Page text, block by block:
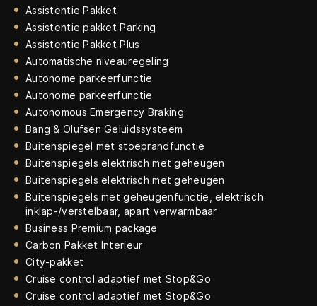
Assistentie Pakket
Assistentie pakket Parking
Assistentie Pakket Plus
Automatische niveauregeling
Autonome parkeerfunctie
Autonome parkeerfunctie
Autonomous Emergency Braking
Bang & Olufsen Geluidssysteem
Buitenspiegel met stoeprandfunctie
Buitenspiegels elektrisch met geheugen
Buitenspiegels elektrisch met geheugen
Buitenspiegels met geheugenfunctie, elektrisch
inklap-/verstelbaar, apart verwarmbaar
Business Premium package
Carbon Pakket Interieur
City-pakket
Cruise control adaptief met Stop&Go
Cruise control adaptief met Stop&Go